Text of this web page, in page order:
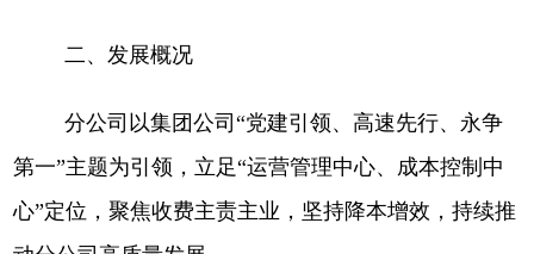
二、发展概况
分公司以集团公司“党建引领、高速先行、永争
第一”主题为引领，立足“运营管理中心、成本控制中
心”定位，聚焦收费主责主业，坚持降本增效，持续推